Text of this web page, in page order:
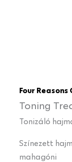
Four
Toning
Tonizáló
Színezett
mahagóni